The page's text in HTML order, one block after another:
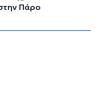
Πάρο